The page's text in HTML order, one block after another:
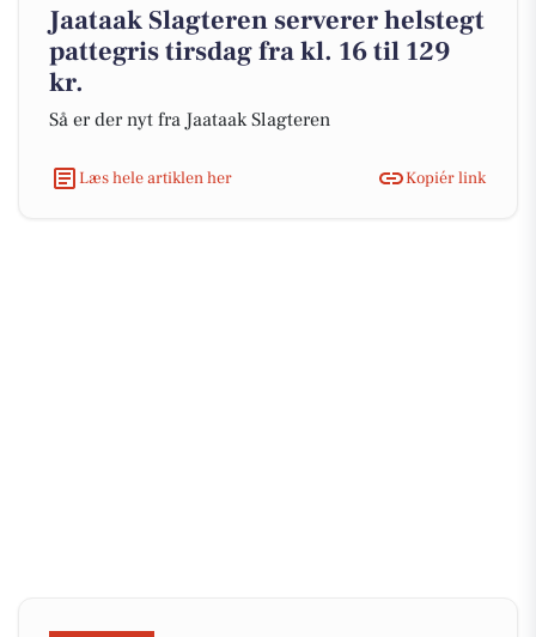
Jaataak Slagteren serverer helstegt
pattegris tirsdag fra kl. 16 til 129
kr.
Så er der nyt fra Jaataak Slagteren
Læs hele artiklen her Kopiér link